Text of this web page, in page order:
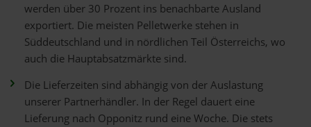
werden über 30 Prozent ins benachbarte Ausland
exportiert. Die meisten Pelletwerke stehen in
Süddeutschland und in nördlichen Teil Österreichs, wo
auch die Hauptabsatzmärkte sind.
Die Lieferzeiten sind abhängig von der Auslastung
unserer Partnerhändler. In der Regel dauert eine
Lieferung nach Opponitz rund eine Woche. Die stets